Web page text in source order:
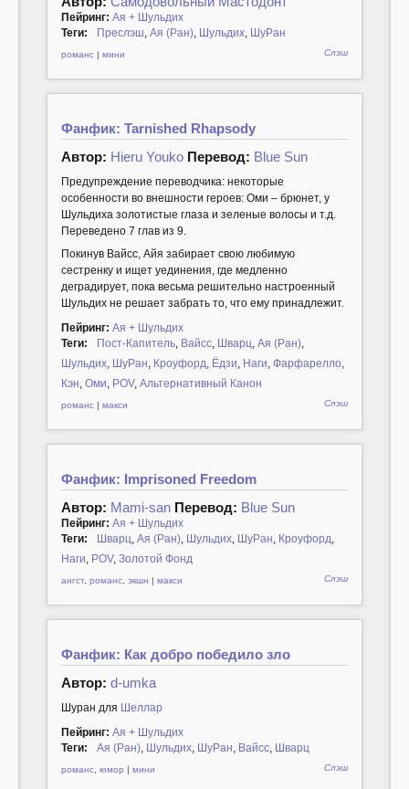
Пейринг: Ая + Шульдих
Теги:
Преслэш Ая (Ран) Шульдих ШуРан
романс | мини Слэш
Фанфик: Tarnished Rhapsody
Автор: Hieru Youko Перевод: Blue Sun
Предупреждение переводчика: некоторые
особенности во внешности героев: Оми – брюнет, у
Шульдиха золотистые глаза и зеленые волосы и т.д.
Переведено 7 глав из 9.
Покинув Вайсс, Айя забирает свою любимую
сестренку и ищет уединения, где медленно
деградирует, пока весьма решительно настроенный
Шульдих не решает забрать то, что ему принадлежит.
Пейринг: Ая + Шульдих
Теги:
Пост-Капитель Вайсс Шварц Ая (Ран)
Шульдих ШуРан Кроуфорд Ёдзи Наги Фарфарелло
Кэн Оми POV, Альтернативный Канон
романс | макси Слэш
Фанфик: Imprisoned Freedom
Автор: Mami-san Перевод: Blue Sun
Пейринг: Ая + Шульдих
Теги:
Шварц Ая (Ран) Шульдих ШуРан Кроуфорд
Наги POV, Золотой Фонд
ангст, романс экшн | макси Слэш
Фанфик: Как добро победило зло
Автор: d-umka
Шуран для Шеллар
Пейринг: Ая + Шульдих
Теги:
Ая (Ран) Шульдих ШуРан Вайсс Шварц
романс юмор | мини Слэш